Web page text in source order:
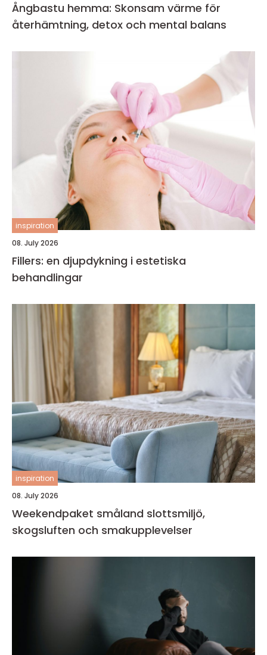
Ångbastu hemma: Skonsam värme för
återhämtning, detox och mental balans
inspiration
08. July 2026
Fillers: en djupdykning i estetiska
behandlingar
inspiration
08. July 2026
Weekendpaket småland slottsmiljö,
skogsluften och smakupplevelser